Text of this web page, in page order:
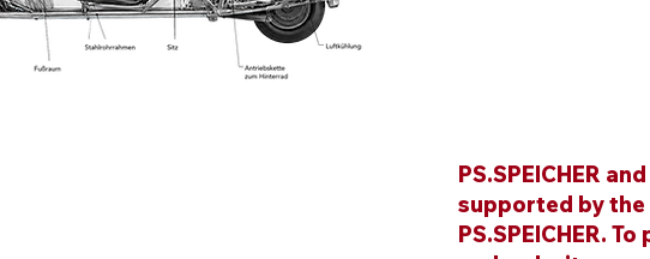
PS.SPEICHER
supported by the
PS.SPEICHER.